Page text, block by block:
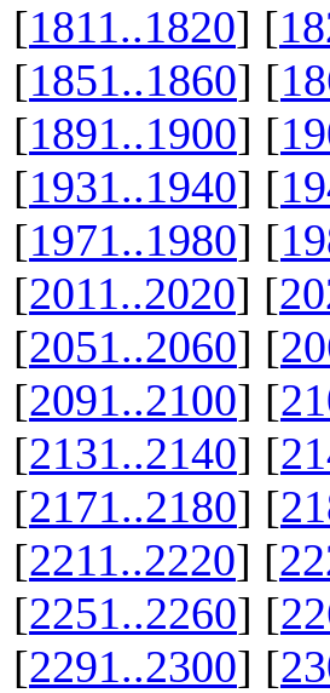
[1811..1820] [
[1851..1860] [
[1891..1900] [
[1931..1940] [
[1971..1980] [
[2011..2020] [
[2051..2060] [
[2091..2100] [
[2131..2140] [
[2171..2180] [
[2211..2220] [
[2251..2260] [
[2291..2300] [